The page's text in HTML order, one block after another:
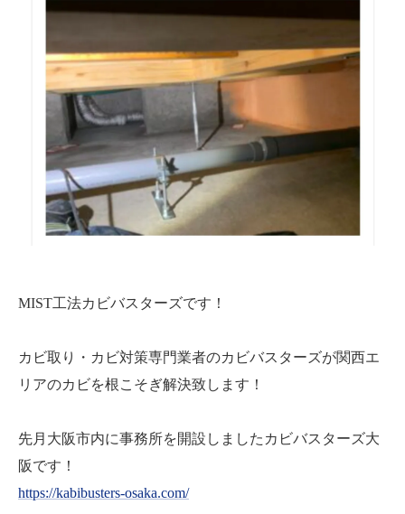
MIST工法カビバスターズです！
カビ取り・カビ対策専門業者のカビバスターズが関西エ
リアのカビを根こそぎ解決致します！
先月大阪市内に事務所を開設しましたカビバスターズ大
阪です！
https://kabibusters-osaka.com/